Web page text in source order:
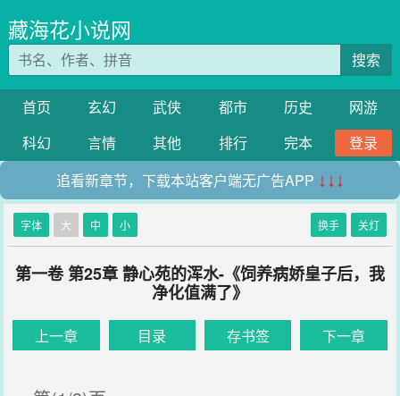
藏海花小说网
搜索
首页 玄幻 武侠 都市 历史
网游
科幻
言情 其他 排行 完本
登录
追看新章节，下载本站客户端无广告APP ↓↓↓
字体 大 中 小 换手 关灯
第一卷 第25章 静心苑的浑水-《饲养病娇皇子后，我
净化值满了》
上一章 目录 存书签 下一章